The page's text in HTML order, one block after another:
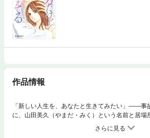
作品情報
「新しい人生を、あなたと生きてみたい」――事
に、山田美久（やまだ・みく）という名前と居場
司（れいじ）。彼の優しさに徐々に惹かれていく
とや犬がこわいことなど、過去の自分の断片を知